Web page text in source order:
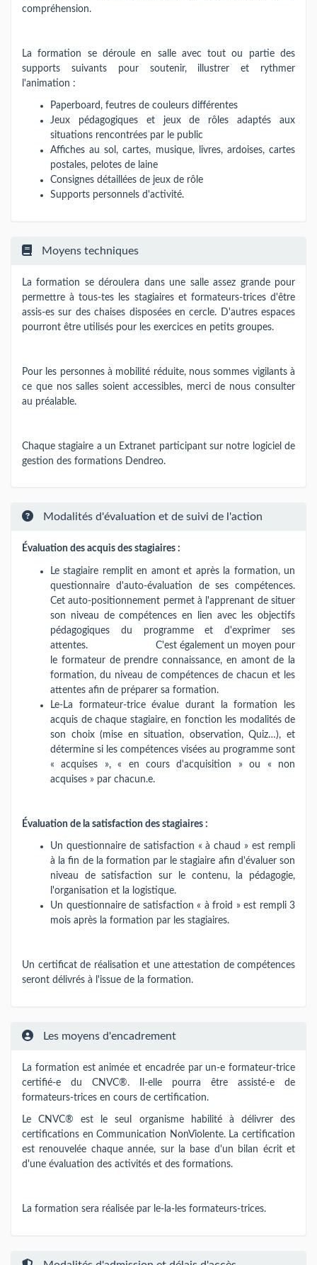
compréhension.
La formation se déroule en salle avec tout ou partie des
supports suivants pour soutenir, illustrer et rythmer
l'animation :
Paperboard, feutres de couleurs différentes
Jeux pédagogiques et jeux de rôles adaptés aux
situations rencontrées par le public
Affiches au sol, cartes, musique, livres, ardoises, cartes
postales, pelotes de laine
Consignes détaillées de jeux de rôle
Supports personnels d'activité.
Moyens techniques
La formation se déroulera dans une salle assez grande pour
permettre à tous-tes les stagiaires et formateurs-trices d'être
assis-es sur des chaises disposées en cercle. D'autres espaces
pourront être utilisés pour les exercices en petits groupes.
Pour les personnes à mobilité réduite, nous sommes vigilants à
ce que nos salles soient accessibles, merci de nous consulter
au préalable.
Chaque stagiaire a un Extranet participant sur notre logiciel de
gestion des formations Dendreo.
Modalités d'évaluation et de suivi de l'action
Évaluation des acquis des stagiaires :
Le stagiaire remplit en amont et après la formation, un
questionnaire d'auto-évaluation de ses compétences.
Cet auto-positionnement permet à l'apprenant de situer
son niveau de compétences en lien avec les objectifs
pédagogiques du programme et d'exprimer ses
attentes. C'est également un moyen pour
le formateur de prendre connaissance, en amont de la
formation, du niveau de compétences de chacun et les
attentes afin de préparer sa formation.
Le-La formateur-trice évalue durant la formation les
acquis de chaque stagiaire, en fonction les modalités de
son choix (mise en situation, observation, Quiz…), et
détermine si les compétences visées au programme sont
« acquises », « en cours d'acquisition » ou « non
acquises » par chacun.e.
Évaluation de la satisfaction des stagiaires :
Un questionnaire de satisfaction « à chaud » est rempli
à la fin de la formation par le stagiaire afin d'évaluer son
niveau de satisfaction sur le contenu, la pédagogie,
l'organisation et la logistique.
Un questionnaire de satisfaction « à froid » est rempli 3
mois après la formation par les stagiaires.
Un certificat de réalisation et une attestation de compétences
seront délivrés à l'issue de la formation.
Les moyens d'encadrement
La formation est animée et encadrée par un-e formateur-trice
certifié-e du CNVC®. Il-elle pourra être assisté-e de
formateurs-trices en cours de certification.
Le CNVC® est le seul organisme habilité à délivrer des
certifications en Communication NonViolente. La certification
est renouvelée chaque année, sur la base d'un bilan écrit et
d'une évaluation des activités et des formations.
La formation sera réalisée par le-la-les formateurs-trices.